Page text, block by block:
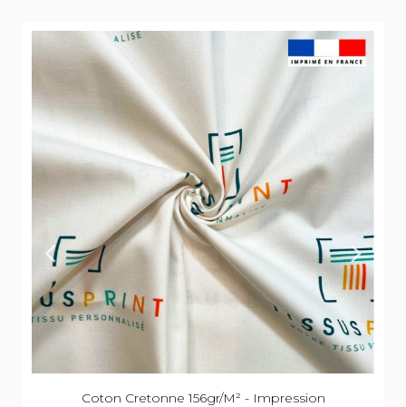
Coton Cretonne 156gr/m² - Impression